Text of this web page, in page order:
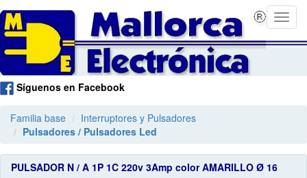
Síguenos en Facebook
Familia base
Interruptores y Pulsadores
Pulsadores / Pulsadores Led
PULSADOR N / A 1P 1C 220v 3Amp color AMARILLO Ø 16